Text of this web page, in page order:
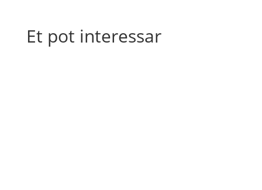
Et pot interessar